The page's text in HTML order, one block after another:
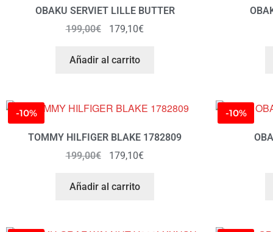
OBAKU SERVIET LILLE BUTTER
199,00€ 179,10€
Añadir al carrito
-10%
TOMMY HILFIGER BLAKE 1782809
199,00€ 179,10€
Añadir al carrito
-10%